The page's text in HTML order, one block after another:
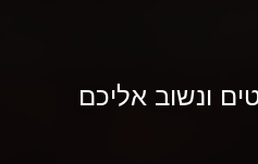
ונשוב אליכם